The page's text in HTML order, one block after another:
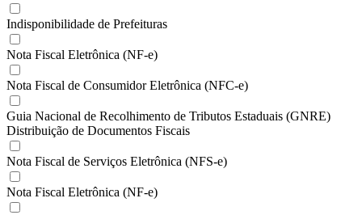
Indisponibilidade de Prefeituras
Nota Fiscal Eletrônica (NF-e)
Nota Fiscal de Consumidor Eletrônica (NFC-e)
Guia Nacional de Recolhimento de Tributos Estaduais (GNRE)
Distribuição de Documentos Fiscais
Nota Fiscal de Serviços Eletrônica (NFS-e)
Nota Fiscal Eletrônica (NF-e)